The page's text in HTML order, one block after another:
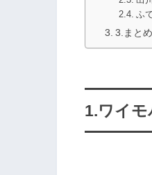
ふ
3.まとめ
1.ワイ